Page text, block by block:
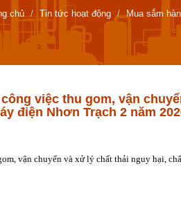
chủ Tin tức hoạt động Mua sắm
việc thu gom, vận
điện Nhơn Trạch 2 năm
vận chuyển và xử lý chất thải nguy hại,